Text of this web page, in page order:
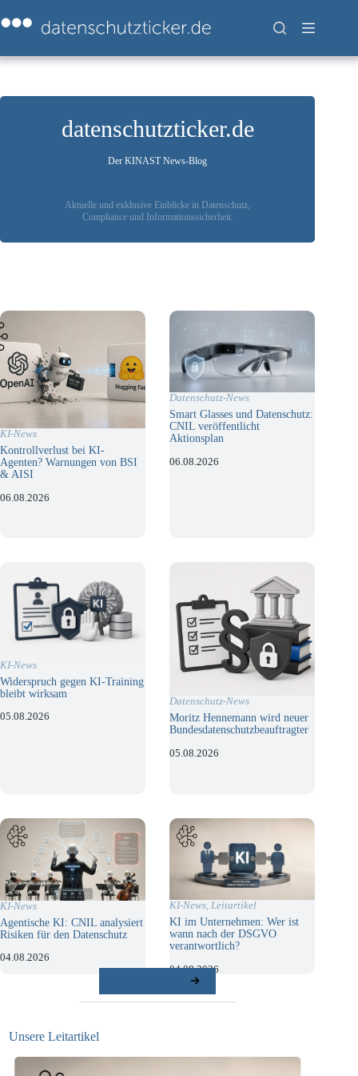
Inhalt
springen
datenschutzticker.de
Der KINAST News-Blog
Aktuelle und exklusive Einblicke in Datenschutz,
Compliance und Informationssicherheit.
KI-News
Kontrollverlust bei KI-
Agenten? Warnungen von BSI
& AISI
06.08.2026
Datenschutz-News
Smart Glasses und Datenschutz:
CNIL veröffentlicht
Aktionsplan
06.08.2026
KI-News
Widerspruch gegen KI-Training
bleibt wirksam
05.08.2026
Datenschutz-News
Moritz Hennemann wird neuer
Bundesdatenschutzbeauftragter
05.08.2026
KI-News
Agentische KI: CNIL analysiert
Risiken für den Datenschutz
04.08.2026
KI-News,Leitartikel
KI im Unternehmen: Wer ist
wann nach der DSGVO
verantwortlich?
04.08.2026
Unsere Leitartikel